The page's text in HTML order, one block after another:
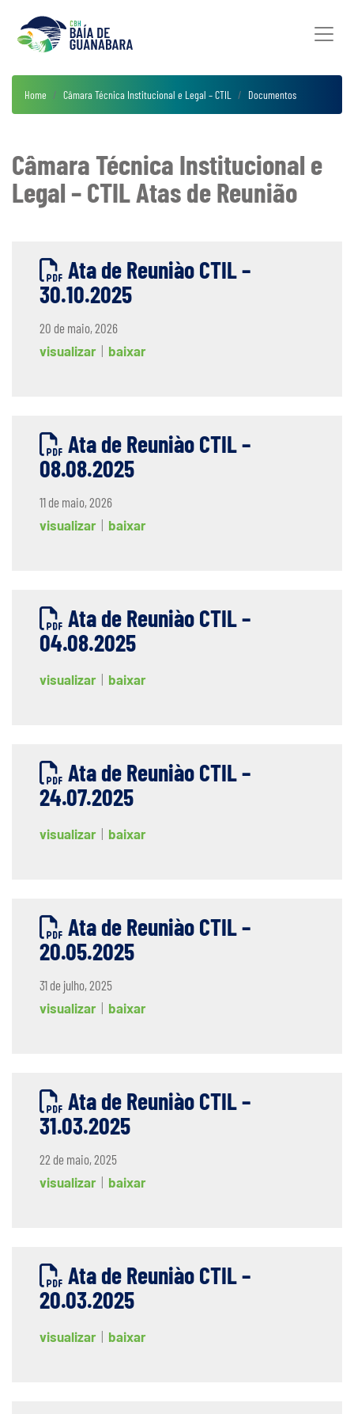
Home Câmara Técnica Institucional e Legal – CTIL Documentos
Câmara Técnica Institucional e
Legal – CTIL Atas de Reunião
Ata de Reuniào CTIL –
30.10.2025
20 de maio, 2026
visualizar
baixar
Ata de Reuniào CTIL –
08.08.2025
11 de maio, 2026
visualizar
baixar
Ata de Reuniào CTIL –
04.08.2025
visualizar baixar
Ata de Reuniào CTIL –
24.07.2025
visualizar baixar
Ata de Reuniào CTIL –
20.05.2025
31 de julho, 2025
visualizar
baixar
Ata de Reuniào CTIL –
31.03.2025
22 de maio, 2025
visualizar
baixar
Ata de Reuniào CTIL –
20.03.2025
visualizar baixar